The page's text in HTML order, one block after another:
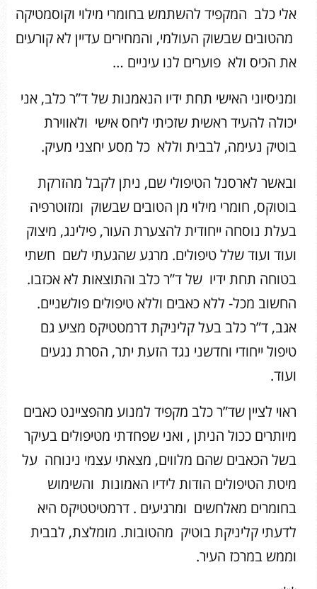
אלי כלב המקפיד להשתמש בחומרי מילוי וקוסמטיקה
מהטובים שבשוק העולמי, והמחירים עדיין לא קורעים
את הכיס ולא פוערים לנו עיניים …
ומניסיוני האישי תחת ידיו הנאמנות של ד”ר כלב, אני
יכולה להעיד ראשית שזכיתי ליחס אישי ולאווירת
בוטיק נעימה, לבבית וללא כל מסע יחצני מעיק.
ובאשר לארסנל הטיפולי שם, ניתן לקבל מהזרקת
בוטוקס, חומרי מילוי מן הטובים שבשוק ומזוטרפיה
בעלת נוסחה ייחודית להצערת העור, פילינג, מיצוק
ועוד ועוד שלל טיפולים. מרגע שהגעתי לשם חשתי
בטוחה תחת ידיו של ד”ר כלב והתוצאות לא אכזבו.
החשוב מכל- ללא כאבים וללא טיפולים פולשניים.
אגב, ד”ר כלב בעל קליניקת דרמטטיקס מציע גם
טיפול ייחודי וחדשני נגד הזעת יתר, הסרת נגעים
ועוד.
ראוי לציין שד”ר כלב מקפיד למנוע מהפציינט כאבים
מיותרים ככול הניתן , ואני שפחדתי מטיפולים בעיקר
בשל הכאבים שהם מלווים, מצאתי עצמי נינוחה על
מיטת הטיפולים הודות לידיו האמונות והשימוש
בחומרים מאלחשים ומרגיעים . דרמטיטטיקס היא
לדעתי קליניקת בוטיק מהטובות. מומלצת, לבבית
וממש במרכז העיר.